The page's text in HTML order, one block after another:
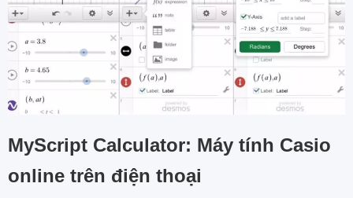
MyScript Calculator: Máy tính Casio
online trên điện thoại